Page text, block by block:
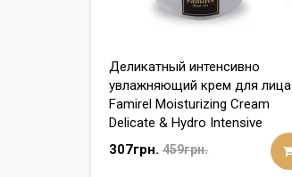
Деликатный интенсивно
увлажняющий крем для лица
Famirel Moisturizing Cream
Delicate & Hydro Intensive
307грн. 459грн.